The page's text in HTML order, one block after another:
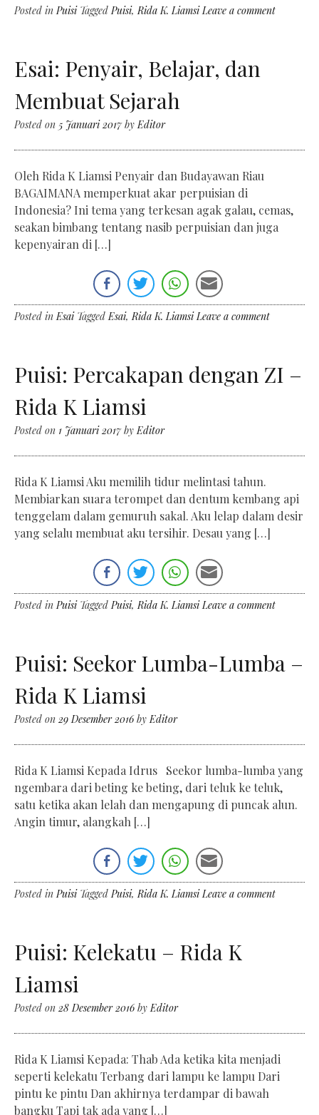
Posted inPuisi TaggedPuisi,Rida K. Liamsi Leave a comment
Esai: Penyair, Belajar, dan
Membuat Sejarah
Posted on 5 Januari 2017byEditor
Oleh Rida K Liamsi Penyair dan Budayawan Riau
BAGAIMANA memperkuat akar perpuisian di
Indonesia? Ini tema yang terkesan agak galau, cemas,
seakan bimbang tentang nasib perpuisian dan juga
kepenyairan di […]
Posted inEsai TaggedEsai,Rida K. Liamsi Leave a comment
Puisi: Percakapan dengan ZI –
Rida K Liamsi
Posted on 1 Januari 2017byEditor
Rida K Liamsi Aku memilih tidur melintasi tahun.
Membiarkan suara terompet dan dentum kembang api
tenggelam dalam gemuruh sakal. Aku lelap dalam desir
yang selalu membuat aku tersihir. Desau yang […]
Posted inPuisi TaggedPuisi,Rida K. Liamsi Leave a comment
Puisi: Seekor Lumba-Lumba –
Rida K Liamsi
Posted on 29 Desember 2016byEditor
Rida K Liamsi Kepada Idrus Seekor lumba-lumba yang
ngembara dari beting ke beting, dari teluk ke teluk,
satu ketika akan lelah dan mengapung di puncak alun.
Angin timur, alangkah […]
Posted inPuisi TaggedPuisi,Rida K. Liamsi Leave a comment
Puisi: Kelekatu – Rida K
Liamsi
Posted on 28 Desember 2016byEditor
Rida K Liamsi Kepada: Thab Ada ketika kita menjadi
seperti kelekatu Terbang dari lampu ke lampu Dari
pintu ke pintu Dan akhirnya terdampar di bawah
bangku Tapi tak ada yang […]